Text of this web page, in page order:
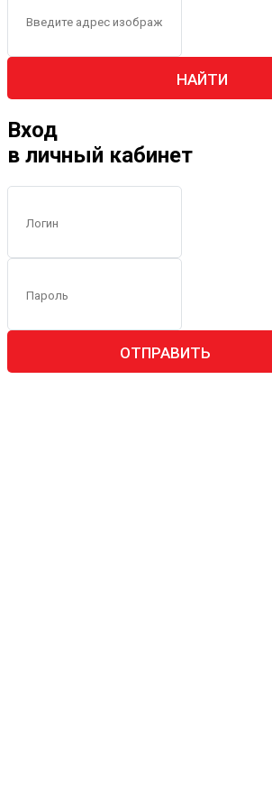
НАЙТИ
Вход
в личный кабинет
ОТПРАВИТЬ